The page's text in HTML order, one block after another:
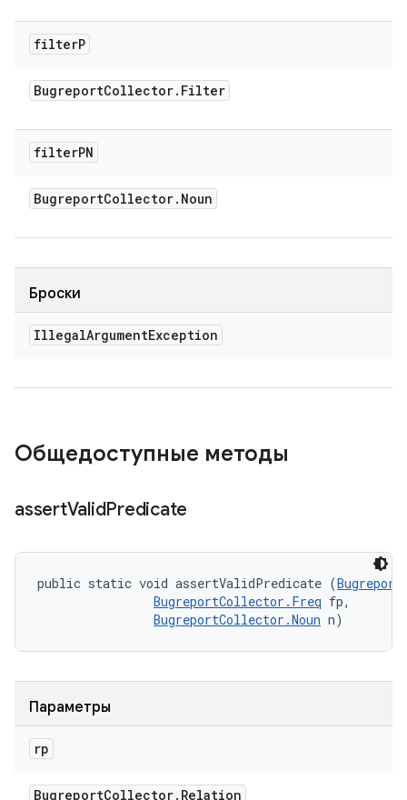
filterP
BugreportCollector. Filter
filterPN
BugreportCollector. Noun
Броски
IllegalArgumentException
Общедоступные методы
assertValidPredicate
public static void assertValidPredicate (
BugreportCollector.Freq fp,
BugreportCollector.Noun n)
Параметры
rp
BugreportCollector. Relation